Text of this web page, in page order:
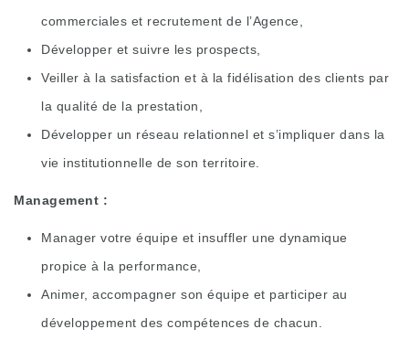
commerciales et recrutement de l’Agence,
Développer et suivre les prospects,
Veiller à la satisfaction et à la fidélisation des clients par
la qualité de la prestation,
Développer un réseau relationnel et s’impliquer dans la
vie institutionnelle de son territoire.
Management :
Manager votre équipe et insuffler une dynamique
propice à la performance,
Animer, accompagner son équipe et participer au
développement des compétences de chacun.